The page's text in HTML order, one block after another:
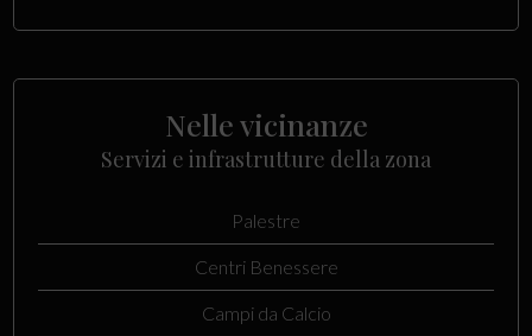
Nelle vicinanze
Servizi e infrastrutture della zona
Palestre
Centri Benessere
Campi da Calcio